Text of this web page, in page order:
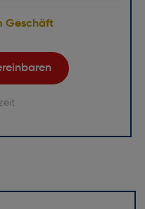
Geschäft